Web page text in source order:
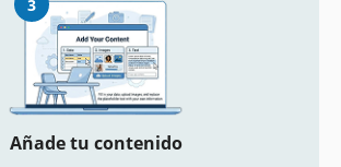
3
Añade tu contenido